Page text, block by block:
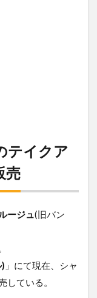
テイクア
売
ージュ(旧バン
」にて現在、シャ
している。